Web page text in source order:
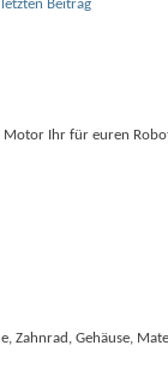
Motor Ihr für euren
Zahnrad, Gehäuse,